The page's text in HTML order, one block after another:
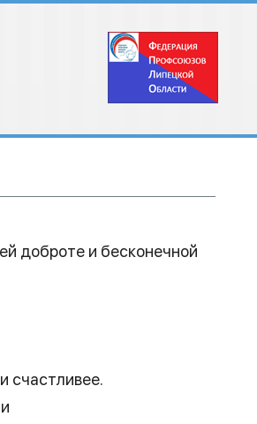
доброте и бесконечной
счастливее.